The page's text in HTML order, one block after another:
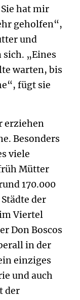
hat mir
geholfen“,
und
„Eines
warten, bis
fügt sie
erziehen
Besonders
viele
Mütter
170.000
der
Viertel
Don Boscos
in der
einziges
und auch
der